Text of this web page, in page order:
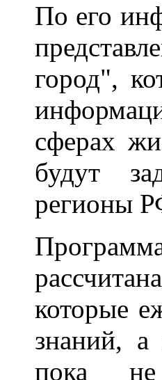
По его
город",
сферах
будут
регионы
которые
знаний, а
пока